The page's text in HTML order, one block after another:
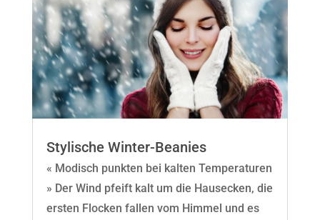
Stylische Winter-Beanies
« Modisch punkten bei kalten Temperaturen
» Der Wind pfeift kalt um die Hausecken, die
ersten Flocken fallen vom Himmel und es